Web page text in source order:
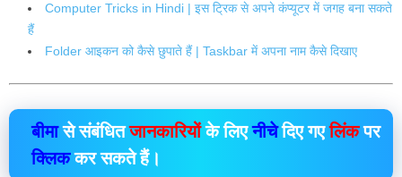
Computer Tricks in Hindi | इस ट्रिक से अपने कंप्यूटर में जगह बना सकते
हैं
Folder आइकन को कैसे छुपाते हैं | Taskbar में अपना नाम कैसे दिखाए
बीमासे संबंधितजानकारियोंके लिएनीचेदिए गएलिंकपर
क्लिककर सकते हैं।